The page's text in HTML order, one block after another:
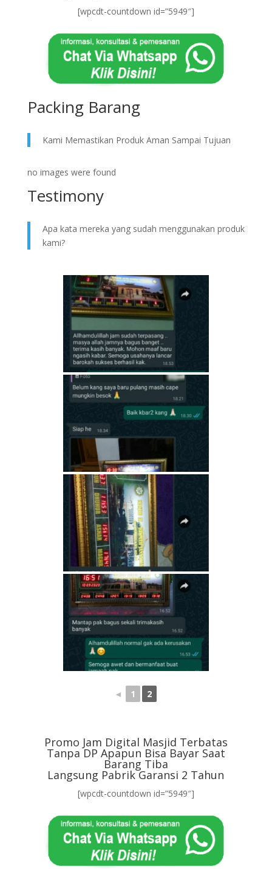
[wpcdt-countdown id=”5949″]
Packing Barang
Kami Memastikan Produk Aman Sampai Tujuan
no images were found
Testimony
Apa kata mereka yang sudah menggunakan produk
kami?
◄ 1 2
Promo Jam Digital Masjid Terbatas
Tanpa DP Apapun Bisa Bayar Saat
Barang Tiba
Langsung Pabrik Garansi 2 Tahun
[wpcdt-countdown id=”5949″]